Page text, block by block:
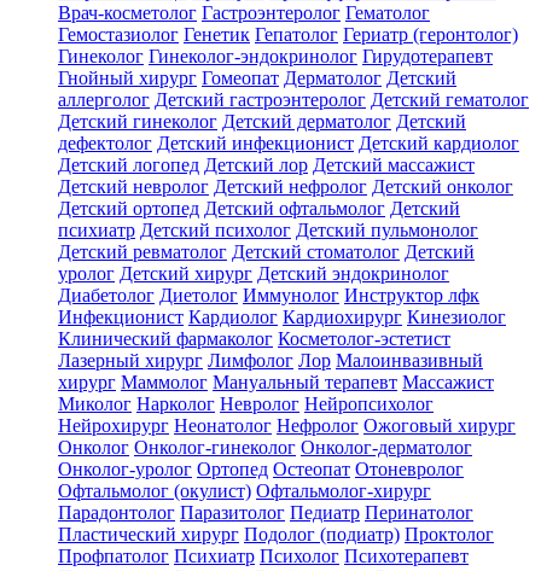
Врач-косметолог Гастроэнтеролог Гематолог
Гемостазиолог Генетик Гепатолог Гериатр (геронтолог)
Гинеколог Гинеколог-эндокринолог Гирудотерапевт
Гнойный хирург Гомеопат Дерматолог Детский
аллерголог Детский гастроэнтеролог Детский гематолог
Детский гинеколог Детский дерматолог Детский
дефектолог Детский инфекционист Детский кардиолог
Детский логопед Детский лор Детский массажист
Детский невролог Детский нефролог Детский онколог
Детский ортопед Детский офтальмолог Детский
психиатр Детский психолог Детский пульмонолог
Детский ревматолог Детский стоматолог Детский
уролог Детский хирург Детский эндокринолог
Диабетолог Диетолог Иммунолог Инструктор лфк
Инфекционист Кардиолог Кардиохирург Кинезиолог
Клинический фармаколог Косметолог-эстетист
Лазерный хирург Лимфолог Лор Малоинвазивный
хирург Маммолог Мануальный терапевт Массажист
Миколог Нарколог Невролог Нейропсихолог
Нейрохирург Неонатолог Нефролог Ожоговый хирург
Онколог Онколог-гинеколог Онколог-дерматолог
Онколог-уролог Ортопед Остеопат Отоневролог
Офтальмолог (окулист) Офтальмолог-хирург
Парадонтолог Паразитолог Педиатр Перинатолог
Пластический хирург Подолог (подиатр) Проктолог
Профпатолог Психиатр Психолог Психотерапевт